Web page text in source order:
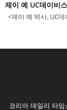
제이 예 UC데이비
<제이 예 박사, UC
코리아 데일리 타